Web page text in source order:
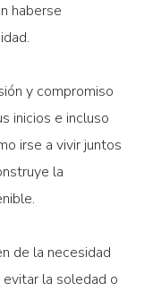
haberse
y compromiso
inicios e incluso
irse a vivir juntos
la
de la necesidad
la soledad o